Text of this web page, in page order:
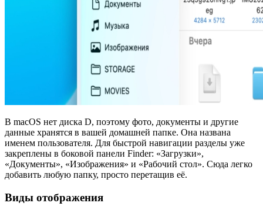
В macOS нет диска D, поэтому фото, документы и другие
данные хранятся в вашей домашней папке. Она названа
именем пользователя. Для быстрой навигации разделы уже
закреплены в боковой панели Finder: «Загрузки»,
«Документы», «Изображения» и «Рабочий стол». Сюда легко
добавить любую папку, просто перетащив её.
Виды отображения